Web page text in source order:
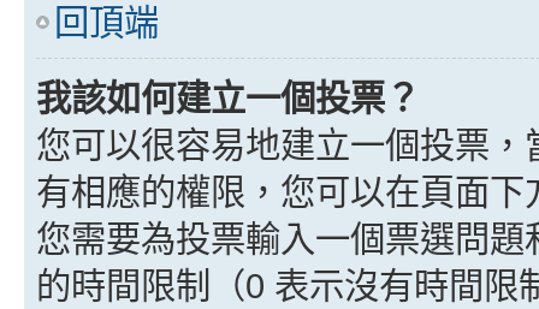
回頂端
我該如何建立一個投票？
您可以很容易地建立一個投票
有相應的權限，您可以在頁面
您需要為投票輸入一個票選問
的時間限制（0 表示沒有時間限